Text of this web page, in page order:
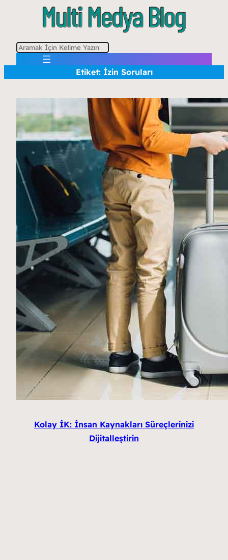
A
Etiket: İzin Soruları
Kolay İK: İnsan Kaynakları Süreçlerinizi
Dijitalleştirin